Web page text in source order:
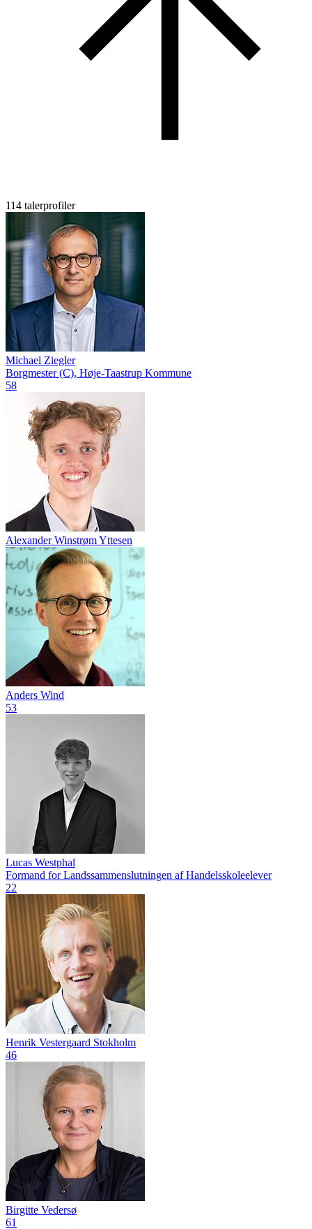
114 talerprofiler
Michael Ziegler
Borgmester (C), Høje-Taastrup Kommune
58
Alexander Winstrøm Yttesen
Anders Wind
53
Lucas Westphal
Formand for Landssammenslutningen af Handelsskoleelever
22
Henrik Vestergaard Stokholm
46
Birgitte Vedersø
61